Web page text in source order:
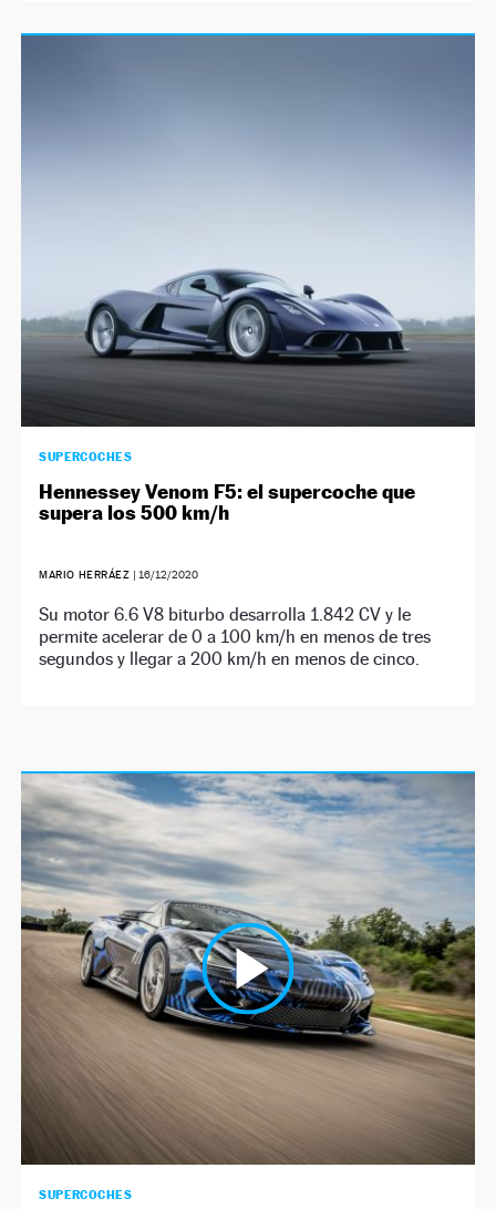
SUPERCOCHES
Hennessey Venom F5: el supercoche que
supera los 500 km/h
MARIO HERRÁEZ | 16/12/2020
Su motor 6.6 V8 biturbo desarrolla 1.842 CV y le
permite acelerar de 0 a 100 km/h en menos de tres
segundos y llegar a 200 km/h en menos de cinco.
SUPERCOCHES